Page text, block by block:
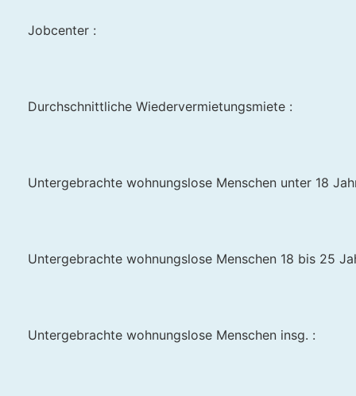
Jobcenter :
Durchschnittliche Wiedervermietungsmiete :
Untergebrachte wohnungslose Menschen unter 18
Untergebrachte wohnungslose Menschen 18 bis 25
Untergebrachte wohnungslose Menschen insg. :